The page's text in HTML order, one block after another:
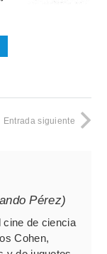
Entrada siguiente
Pérez)
cine de ciencia
Cohen,